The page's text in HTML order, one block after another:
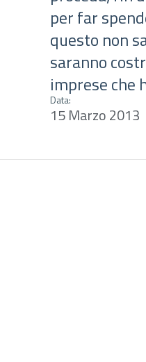
per far
questo non
saranno
imprese che
Data:
15 Marzo 2013